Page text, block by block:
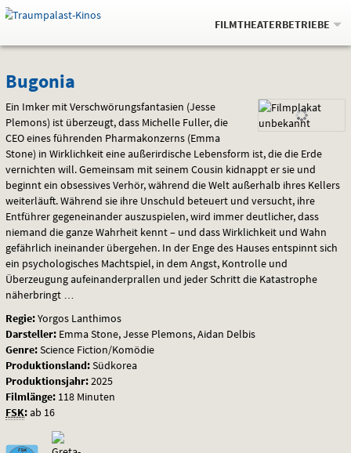
Springe
zum
,zum
.
Navigation
Service
Gehe
zur
Auswahl
FILMTHEATERBETRIEBE
Bugonia
Bugonia
Ein Imker mit Verschwörungsfantasien (Jesse
Plemons) ist überzeugt, dass Michelle Fuller, die
CEOeines führenden Pharmakonzerns (Emma
Stone) in Wirklichkeit eine außerirdische Lebensform ist, die die Erde
vernichten will. Gemeinsam mit seinem Cousin kidnappt er sie und
beginnt ein obsessives Verhör, während die Welt außerhalb ihres Kellers
weiterläuft. Während sie ihre Unschuld beteuert und versucht, ihre
Entführer gegeneinander auszuspielen, wird immer deutlicher, dass
niemand die ganze Wahrheit kennt – und dass Wirklichkeit und Wahn
gefährlich ineinander übergehen. In der Enge des Hauses entspinnt sich
ein psychologisches Machtspiel, in dem Angst, Kontrolle und
Überzeugung aufeinanderprallen und jeder Schritt die Katastrophe
näherbringt …
Regie:Yorgos Lanthimos
Darsteller: Emma Stone, Jesse Plemons, Aidan Delbis
Genre:Science Fiction/Komödie
Produktionsland:Südkorea
Produktionsjahr:2025
Filmlänge: 118 Minuten
FSK:ab 16